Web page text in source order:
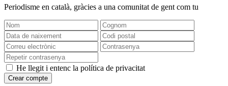
Periodisme en català, gràcies a una comunitat de gent com tu
He llegit i entenc la política de privacitat
Crear compte